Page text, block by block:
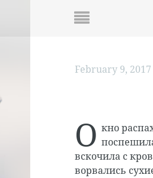
February 9, 2017
О кно
вскочила с
ворвались